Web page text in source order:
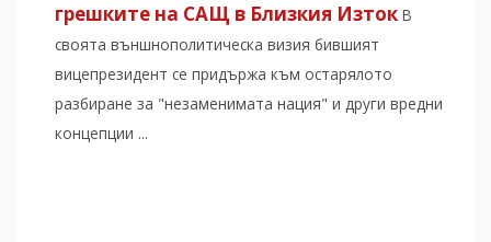
грешките на САЩ в Близкия Изток В
своята външнополитическа визия бившият
вицепрезидент се придържа към остарялото
разбиране за "незаменимата нация" и други вредни
концепции ...